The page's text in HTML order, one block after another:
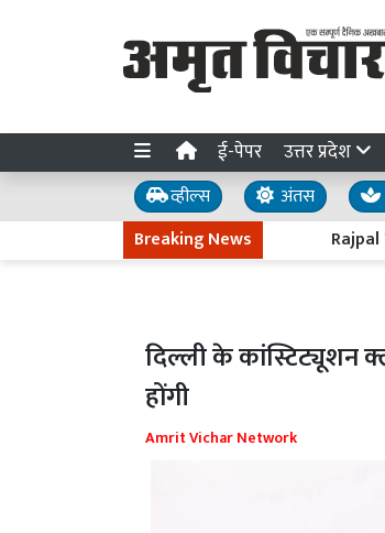
ई-पेपर उत्तर प्रदेश
व्हील्स अंतस
Breaking News
Rajpal
दिल्ली के कांस्टिट्यूशन
होंगी
Amrit Vichar Network